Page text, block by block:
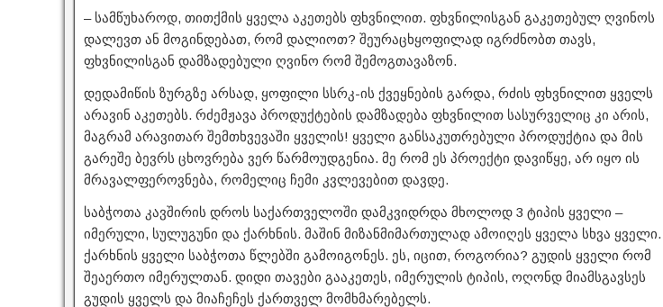
– სამწუხაროდ, თითქმის ყველა აკეთებს ფხვნილით. ფხვნილისგან გაკეთებულ ღვინოს
დალევთ ან მოგინდებათ, რომ დალიოთ? შეურაცხყოფილად იგრძნობთ თავს,
ფხვნილისგან დამზადებული ღვინო რომ შემოგთავაზონ.
დედამიწის ზურგზე არსად, ყოფილი სსრკ-ის ქვეყნების გარდა, რძის ფხვნილით ყველს
არავინ აკეთებს. რძემჟავა პროდუქტების დამზადება ფხვნილით სასურველიც კი არის,
მაგრამ არავითარ შემთხვევაში ყველის! ყველი განსაკუთრებული პროდუქტია და მის
გარეშე ბევრს ცხოვრება ვერ წარმოუდგენია. მე რომ ეს პროექტი დავიწყე, არ იყო ის
მრავალფეროვნება, რომელიც ჩემი კვლევებით დავდე.
საბჭოთა კავშირის დროს საქართველოში დამკვიდრდა მხოლოდ 3 ტიპის ყველი –
იმერული, სულუგუნი და ქარხნის. მაშინ მიზანმიმართულად ამოიღეს ყველა სხვა ყველი.
ქარხნის ყველი საბჭოთა წლებში გამოიგონეს. ეს, იცით, როგორია? გუდის ყველი რომ
შეაერთო იმერულთან. დიდი თავები გააკეთეს, იმერულის ტიპის, ოღონდ მიამსგავსეს
გუდის ყველს და მიაჩეჩეს ქართველ მომხმარებელს.